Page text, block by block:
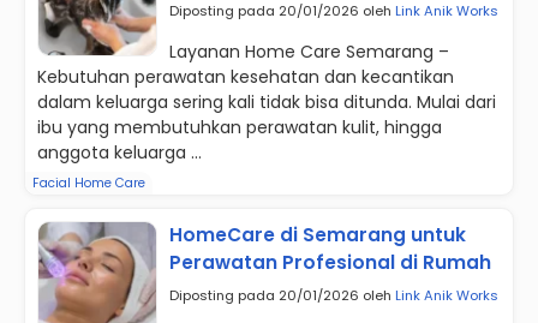
Diposting pada 20/01/2026 oleh Link Anik Works
Layanan Home Care Semarang –
Kebutuhan perawatan kesehatan dan kecantikan
dalam keluarga sering kali tidak bisa ditunda. Mulai dari
ibu yang membutuhkan perawatan kulit, hingga
anggota keluarga ...
Facial Home Care
HomeCare di Semarang untuk
Perawatan Profesional di Rumah
Diposting pada 20/01/2026 oleh Link Anik Works